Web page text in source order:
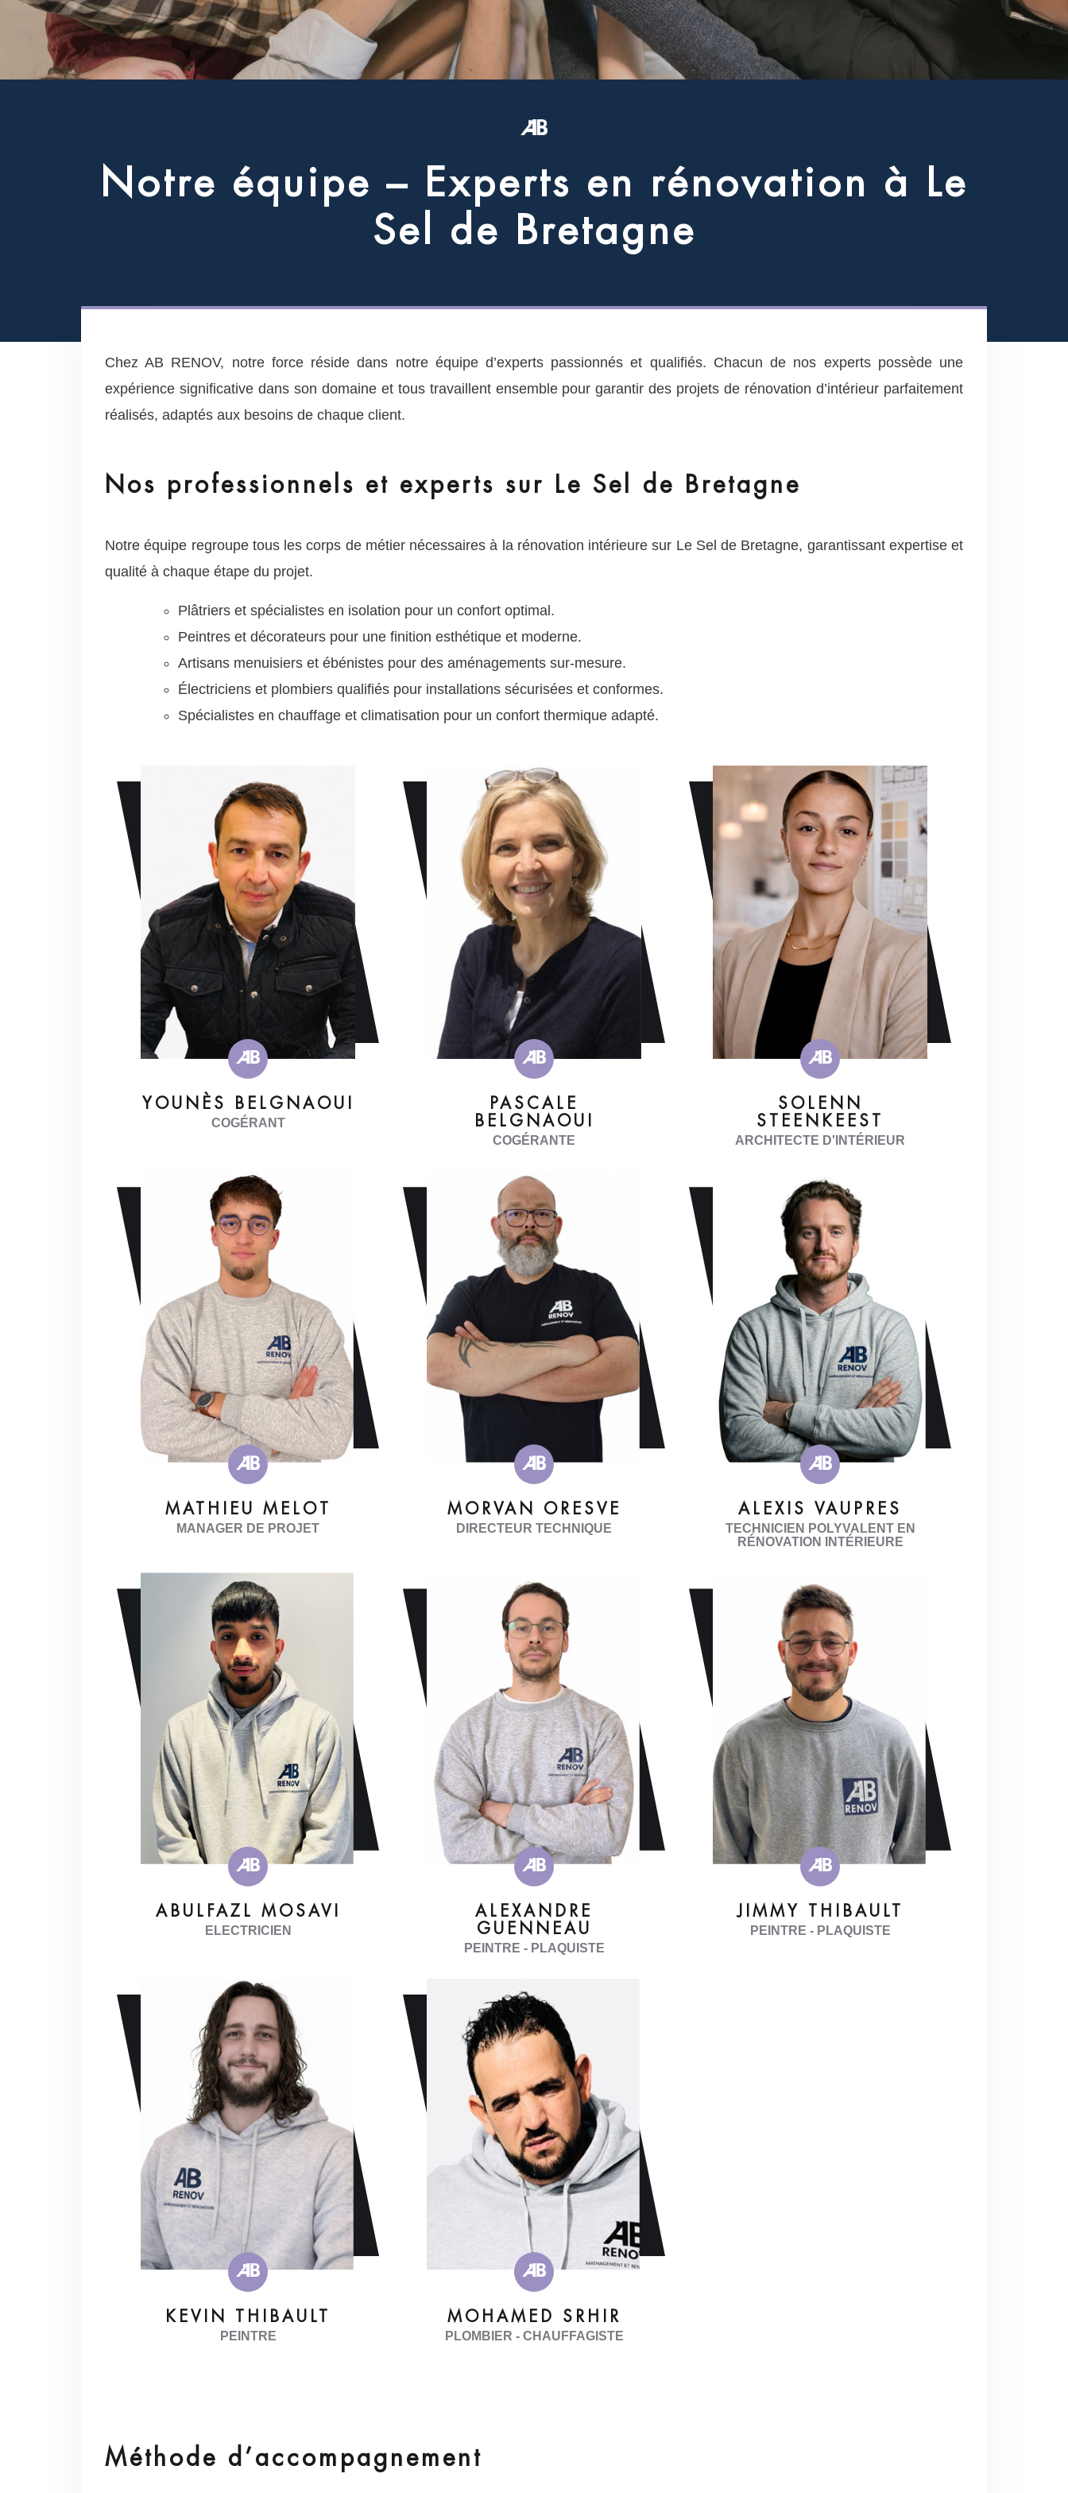
Notre équipe – Experts en rénovation à Le
Sel de Bretagne
Chez AB RENOV, notre force réside dans notre équipe d’experts passionnés et qualifiés. Chacun de nos experts possède une
expérience significative dans son domaine et tous travaillent ensemble pour garantir des projets de rénovation d’intérieur parfaitement
réalisés, adaptés aux besoins de chaque client.
Nos professionnels et experts sur Le Sel de Bretagne
Notre équipe regroupe tous les corps de métier nécessaires à la rénovation intérieure sur Le Sel de Bretagne, garantissant expertise et
qualité à chaque étape du projet.
Plâtriers et spécialistes en isolation pour un confort optimal.
Peintres et décorateurs pour une finition esthétique et moderne.
Artisans menuisiers et ébénistes pour des aménagements sur-mesure.
Électriciens et plombiers qualifiés pour installations sécurisées et conformes.
Spécialistes en chauffage et climatisation pour un confort thermique adapté.
YOUNÈS BELGNAOUI
COGÉRANT
PASCALE
BELGNAOUI
COGÉRANTE
SOLENN
STEENKEEST
ARCHITECTE D'INTÉRIEUR
MATHIEU MELOT
MANAGER DE PROJET
MORVAN ORESVE
DIRECTEUR TECHNIQUE
ALEXIS VAUPRES
TECHNICIEN POLYVALENT EN
RÉNOVATION INTÉRIEURE
ABULFAZL MOSAVI
ELECTRICIEN
ALEXANDRE
GUENNEAU
PEINTRE - PLAQUISTE
JIMMY THIBAULT
PEINTRE - PLAQUISTE
KEVIN THIBAULT
PEINTRE
MOHAMED SRHIR
PLOMBIER - CHAUFFAGISTE
Méthode d’accompagnement